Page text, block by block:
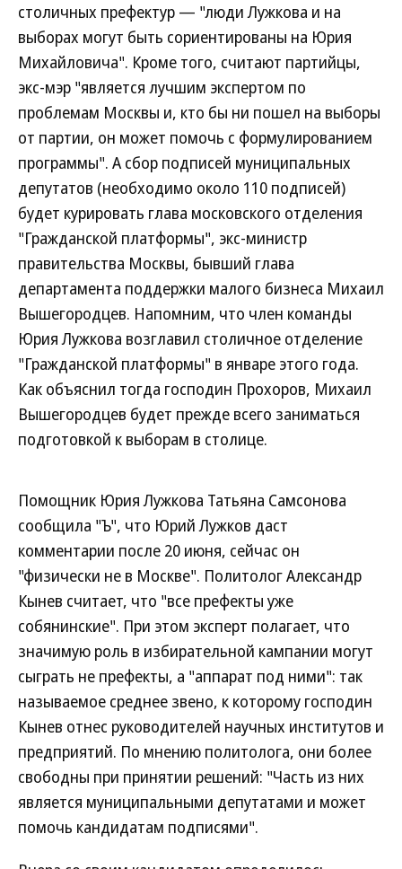
столичных префектур — "люди Лужкова и на
выборах могут быть сориентированы на Юрия
Михайловича". Кроме того, считают партийцы,
экс-мэр "является лучшим экспертом по
проблемам Москвы и, кто бы ни пошел на выборы
от партии, он может помочь с формулированием
программы". А сбор подписей муниципальных
депутатов (необходимо около 110 подписей)
будет курировать глава московского отделения
"Гражданской платформы", экс-министр
правительства Москвы, бывший глава
департамента поддержки малого бизнеса Михаил
Вышегородцев. Напомним, что член команды
Юрия Лужкова возглавил столичное отделение
"Гражданской платформы" в январе этого года.
Как объяснил тогда господин Прохоров, Михаил
Вышегородцев будет прежде всего заниматься
подготовкой к выборам в столице.
Помощник Юрия Лужкова Татьяна Самсонова
сообщила "Ъ", что Юрий Лужков даст
комментарии после 20 июня, сейчас он
"физически не в Москве". Политолог Александр
Кынев считает, что "все префекты уже
собянинские". При этом эксперт полагает, что
значимую роль в избирательной кампании могут
сыграть не префекты, а "аппарат под ними": так
называемое среднее звено, к которому господин
Кынев отнес руководителей научных институтов и
предприятий. По мнению политолога, они более
свободны при принятии решений: "Часть из них
является муниципальными депутатами и может
помочь кандидатам подписями".